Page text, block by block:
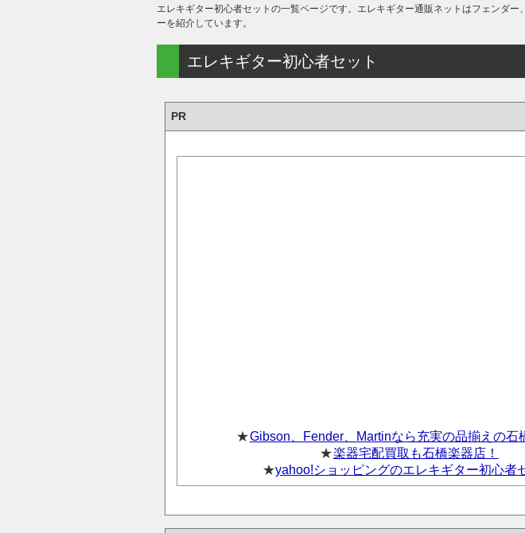
エレキギター初心者セットの一覧ページです。エレキギター通販ネットはフェンダ
ーを紹介しています。
エレキギター初心者セット
PR
★Gibson、Fender、Martinなら充実の品揃えの石
★楽器宅配買取も石橋楽器店！
★yahoo!ショッピングのエレキギター初心者